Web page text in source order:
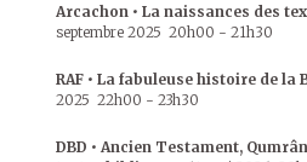
Arcachon • La naissances des
septembre 2025 20h00 - 21h30
RAF • La fabuleuse histoire de la
2025 22h00 - 23h30
DBD • Ancien Testament,